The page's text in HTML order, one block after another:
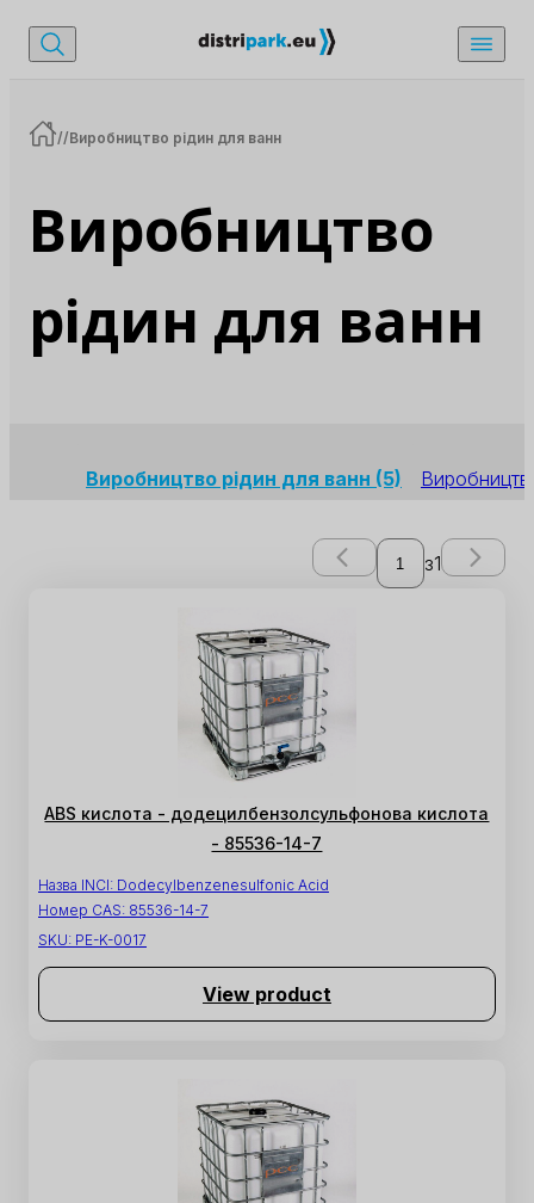
//Виробництво рідин для ванн
Виробництво
рідин для ванн
Виробництво рідин для ванн (5)
з1
ABS кислота - додецилбензолсульфонова кислота
- 85536-14-7
Назва INCI: Dodecylbenzenesulfonic Acid
Номер CAS: 85536-14-7
SKU: PE-K-0017
View product